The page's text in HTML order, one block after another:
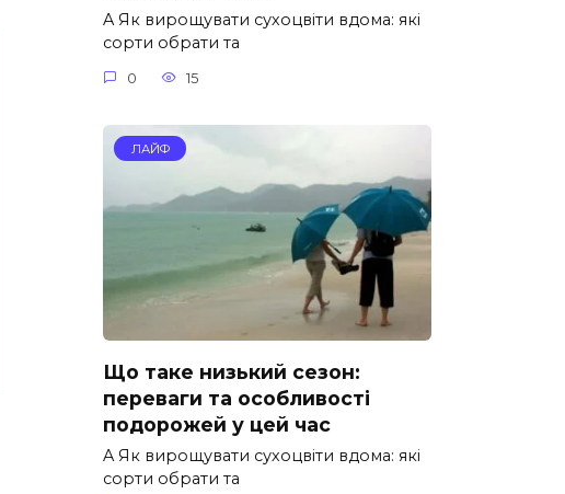
A Як вирощувати сухоцвіти вдома: які
сорти обрати та
0 15
ЛАЙФ
Що таке низький сезон:
переваги та особливості
подорожей у цей час
A Як вирощувати сухоцвіти вдома: які
сорти обрати та